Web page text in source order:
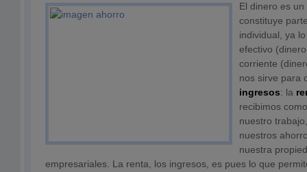
El dinero es
constituye
individual, ya
efectivo
corriente
nos sirve para
ingresos: la
recibimos
nuestro
nuestros
nuestra
empresariales. La renta, los ingresos, es pues lo que